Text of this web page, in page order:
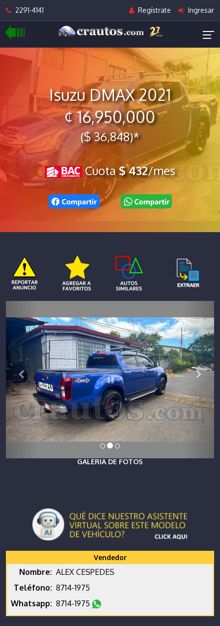
2291-4141 Regístrate Ingresar
Isuzu DMAX 2021
¢ 16,950,000
($ 36,848)*
Cuota$ 432/mes
GALERIA DE FOTOS
Vendedor
Nombre: ALEX CESPEDES
Teléfono: 8714-1975
Whatsapp: 8714-1975